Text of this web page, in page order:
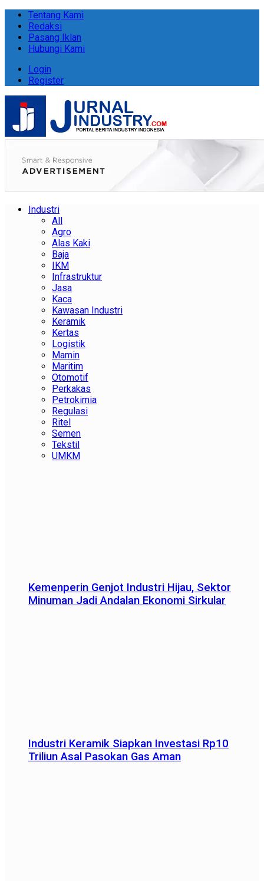
Tentang Kami
Redaksi
Pasang Iklan
Hubungi Kami
Login
Register
Industri
All
Agro
Alas Kaki
Baja
IKM
Infrastruktur
Jasa
Kaca
Kawasan Industri
Keramik
Kertas
Logistik
Mamin
Maritim
Otomotif
Perkakas
Petrokimia
Regulasi
Ritel
Semen
Tekstil
UMKM
Kemenperin Genjot Industri Hijau, Sektor
Minuman Jadi Andalan Ekonomi Sirkular
Industri Keramik Siapkan Investasi Rp10
Triliun Asal Pasokan Gas Aman